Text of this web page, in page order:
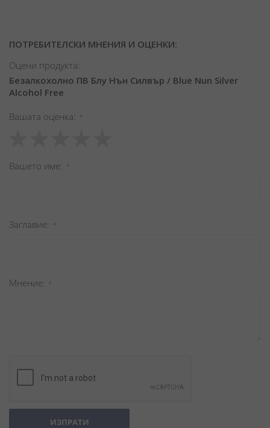
ПОТРЕБИТЕЛСКИ МНЕНИЯ И ОЦЕНКИ:
Оцени продукта:
Безалкохолно ПВ Блу Нън Силвър / Blue Nun Silver
Alcohol Free
Вашата оценка
star
stars
stars
stars
stars
Вашето име
Заглавиe
Мнение
ИЗПРАТИ